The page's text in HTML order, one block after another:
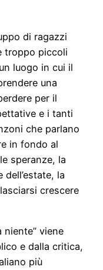
di ragazzi
troppo piccoli
luogo in cui il
una
per il
e i tanti
che parlano
in fondo al
speranze, la
la
crescere
niente” viene
e dalla critica,
più